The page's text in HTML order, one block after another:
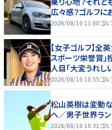
広々感？ゴルフに
2026/08/10 11:00ゴル
【女子ゴルフ】全
スポーツ栄誉賞
人目「大変うれし
2026/08/10 10:55ゴル
松山英樹は変動
へ／男子世界ラ
2026/08/10 10:31 ゴル